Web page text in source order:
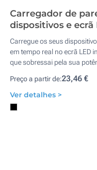
Carregador de
dispositivos e ecrã
Carregue os seus
em tempo real no ecrã LED
que sobressai pela sua
Preço a partir de:23,46 €
Ver detalhes >